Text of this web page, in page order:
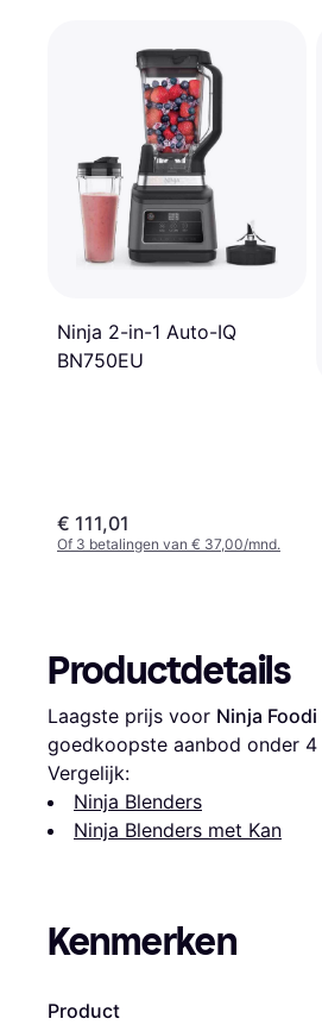
Ninja 2-in-1 Auto-IQ
BN750EU
€ 111,01
Of 3 betalingen van € 37,00/mnd.
Productdetails
Laagste prijs voor Ninja
goedkoopste aanbod onder 4
Vergelijk:
Ninja Blenders
Ninja Blenders met Kan
Kenmerken
Product